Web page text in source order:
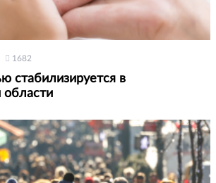
1682
стабилизируется в
области